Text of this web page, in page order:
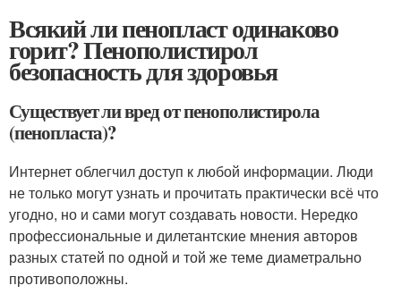
Всякий ли пенопласт одинаково
горит? Пенополистирол
безопасность для здоровья
Существует ли вред от пенополистирола
(пенопласта)?
Интернет облегчил доступ к любой информации. Люди
не только могут узнать и прочитать практически всё что
угодно, но и сами могут создавать новости. Нередко
профессиональные и дилетантские мнения авторов
разных статей по одной и той же теме диаметрально
противоположны.